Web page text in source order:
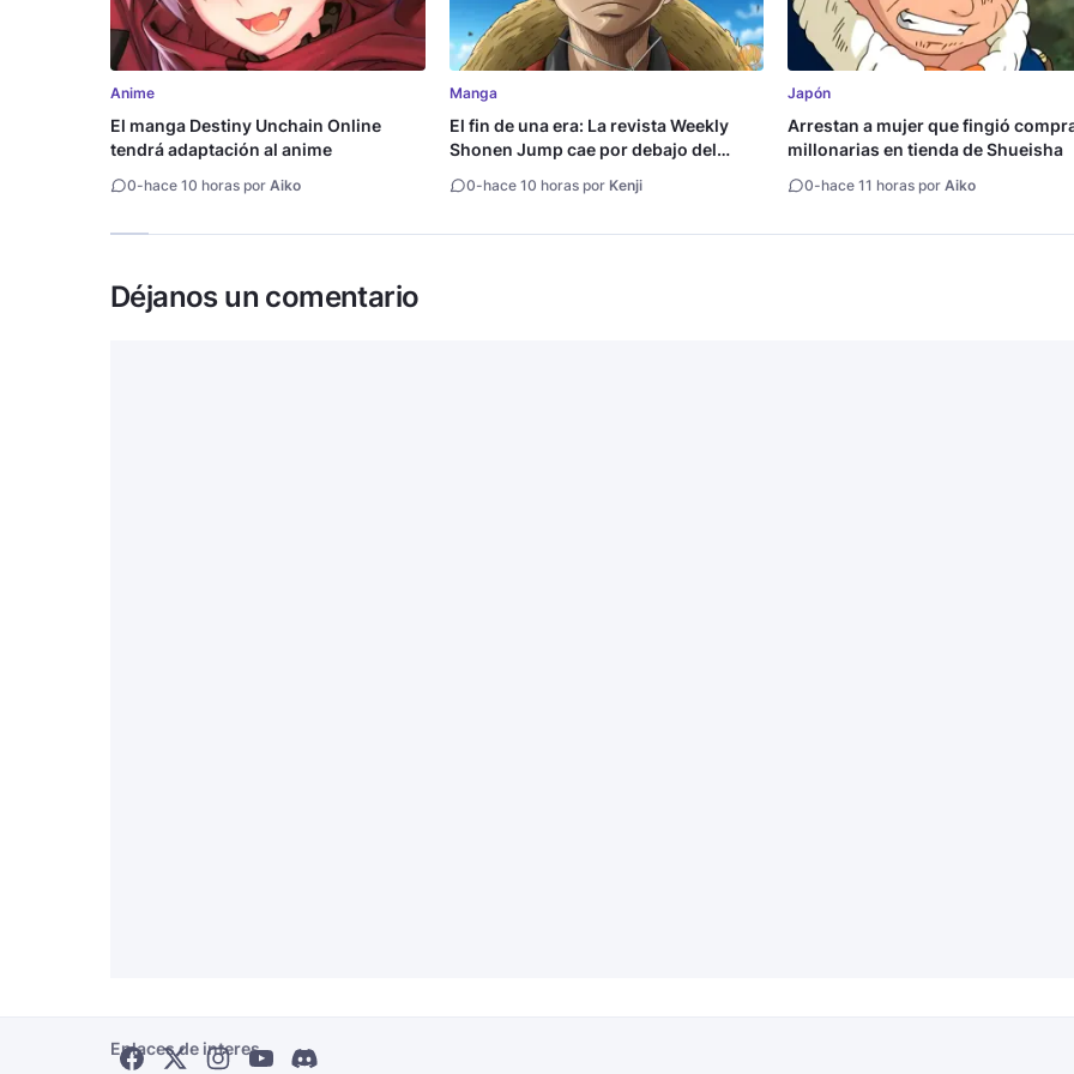
Anime
El manga Destiny Unchain Online
tendrá adaptación al anime
0-hace 10 horas por Aiko
Manga
El fin de una era: La revista Weekly
Shonen Jump cae por debajo del
0-hace 10 horas por Kenji
Japón
Arrestan a mujer que fingió
millonarias en tienda de Shueisha
0-hace 11 horas porAiko
Déjanos un comentario
Enlaces de interes